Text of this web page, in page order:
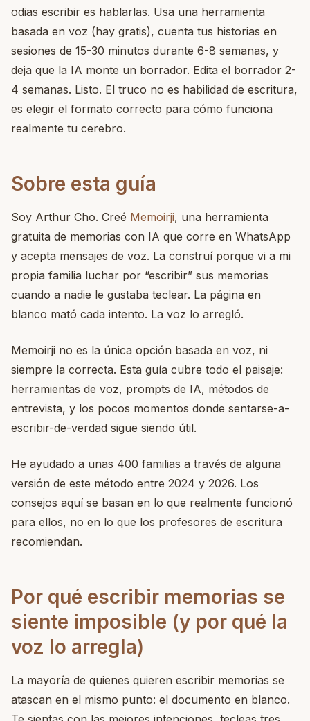
odias escribir es hablarlas. Usa una herramienta
basada en voz (hay gratis), cuenta tus historias en
sesiones de 15-30 minutos durante 6-8 semanas, y
deja que la IA monte un borrador. Edita el borrador 2-
4 semanas. Listo. El truco no es habilidad de escritura,
es elegir el formato correcto para cómo funciona
realmente tu cerebro.
Sobre esta guía
Soy Arthur Cho. Creé Memoirji, una herramienta
gratuita de memorias con IA que corre en WhatsApp
y acepta mensajes de voz. La construí porque vi a mi
propia familia luchar por “escribir” sus memorias
cuando a nadie le gustaba teclear. La página en
blanco mató cada intento. La voz lo arregló.
Memoirji no es la única opción basada en voz, ni
siempre la correcta. Esta guía cubre todo el paisaje:
herramientas de voz, prompts de IA, métodos de
entrevista, y los pocos momentos donde sentarse-a-
escribir-de-verdad sigue siendo útil.
He ayudado a unas 400 familias a través de alguna
versión de este método entre 2024 y 2026. Los
consejos aquí se basan en lo que realmente funcionó
para ellos, no en lo que los profesores de escritura
recomiendan.
Por qué escribir memorias se
siente imposible (y por qué la
voz lo arregla)
La mayoría de quienes quieren escribir memorias se
atascan en el mismo punto: el documento en blanco.